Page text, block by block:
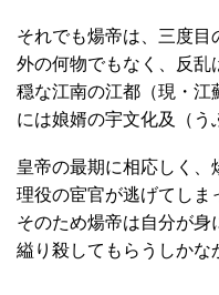
それでも煬帝は、三度目
外の何物でもなく、反乱
穏な江南の江都（現・江
には娘婿の宇文化及（う
皇帝の最期に相応しく、
理役の宦官が逃げてしま
そのため煬帝は自分が身
縊り殺してもらうしかな